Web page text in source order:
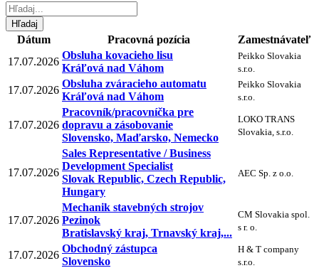
Dátum Pracovná pozícia
Zamestnávateľ
17.07.2026
Obsluha kovacieho lisu
Kráľová nad Váhom
Peikko Slovakia
s.r.o.
17.07.2026
Obsluha zváracieho automatu
Kráľová nad Váhom
Peikko Slovakia
s.r.o.
17.07.2026
Pracovník/pracovníčka pre
dopravu a zásobovanie
Slovensko, Maďarsko, Nemecko
LOKO TRANS
Slovakia, s.r.o.
17.07.2026
Sales Representative / Business
Development Specialist
Slovak Republic, Czech Republic,
Hungary
AEC Sp. z o.o.
17.07.2026
Mechanik stavebných strojov
Pezinok
Bratislavský kraj, Trnavský kraj,...
CM Slovakia spol.
s r. o.
17.07.2026
Obchodný zástupca
Slovensko
H & T company
s.r.o.